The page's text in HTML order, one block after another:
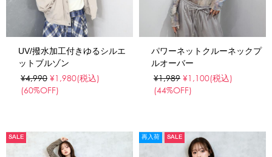
UV/撥水加工付きゆるシルエ
ットブルゾン
¥4,990 ¥1,980(税込)
(60%OFF)
パワーネットクルーネックプ
ルオーバー
¥1,989 ¥1,100(税込)
(44%OFF)
SALE 再入荷 SALE